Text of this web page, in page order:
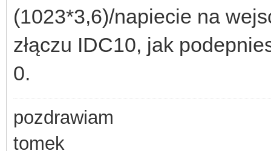
(1023*3,6)/napiecie na
złączu IDC10, jak
0.
pozdrawiam
tomek